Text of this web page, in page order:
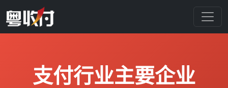
支付行业主要企业